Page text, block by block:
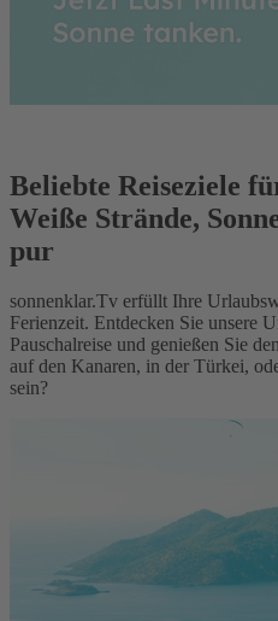
Beliebte Reiseziele
Weiße Strände,
pur
sonnenklar.Tv erfüllt Ihre
Ferienzeit. Entdecken Sie unsere
Pauschalreise und genießen Sie
auf den Kanaren, in der Türkei,
sein?